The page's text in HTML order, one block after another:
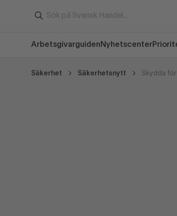
Arbetsgivarguiden Nyhetscenter
Säkerhet Säkerhetsnytt Skydda